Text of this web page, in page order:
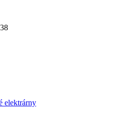
elektrárny